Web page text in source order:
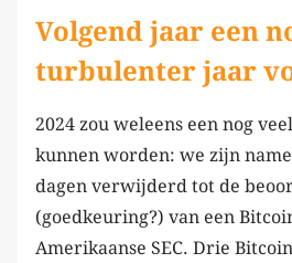
Volgend jaar een
turbulenter jaar
2024 zou weleens een nog
kunnen worden: we zijn
dagen verwijderd tot de
(goedkeuring?) van een
Amerikaanse SEC. Drie